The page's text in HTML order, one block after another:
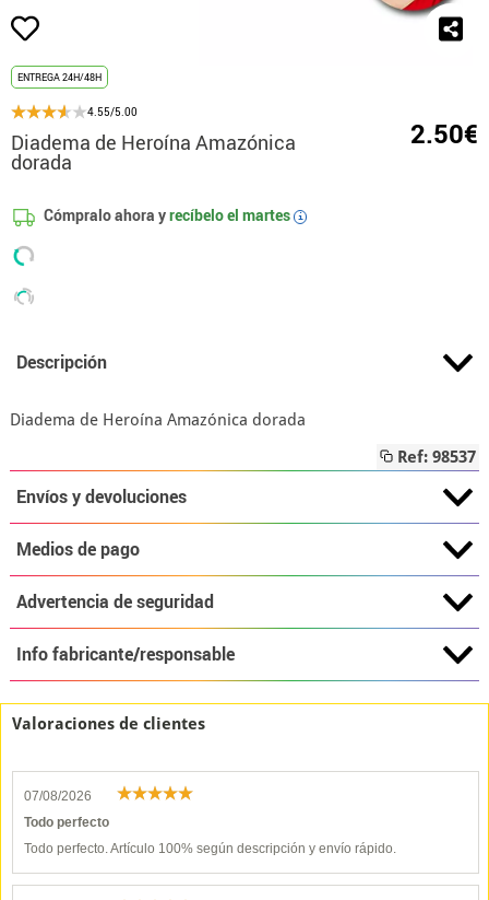
ENTREGA 24H/48H
4.55/5.00
Diadema de Heroína Amazónica
dorada
2.50€
Cómpralo ahora yrecíbelo el martes i
Descripción
Diadema de Heroína Amazónica dorada
Ref: 98537
Envíos y devoluciones
Medios de pago
Advertencia de seguridad
Info fabricante/responsable
Valoraciones de clientes
07/08/2026
Todo perfecto
Todo perfecto. Artículo 100% según descripción y envío rápido.